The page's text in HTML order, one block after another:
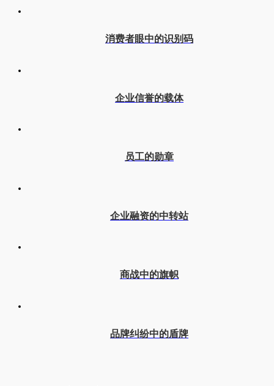
消费者眼中的识别码
企业信誉的载体
员工的勋章
企业融资的中转站
商战中的旗帜
品牌纠纷中的盾牌